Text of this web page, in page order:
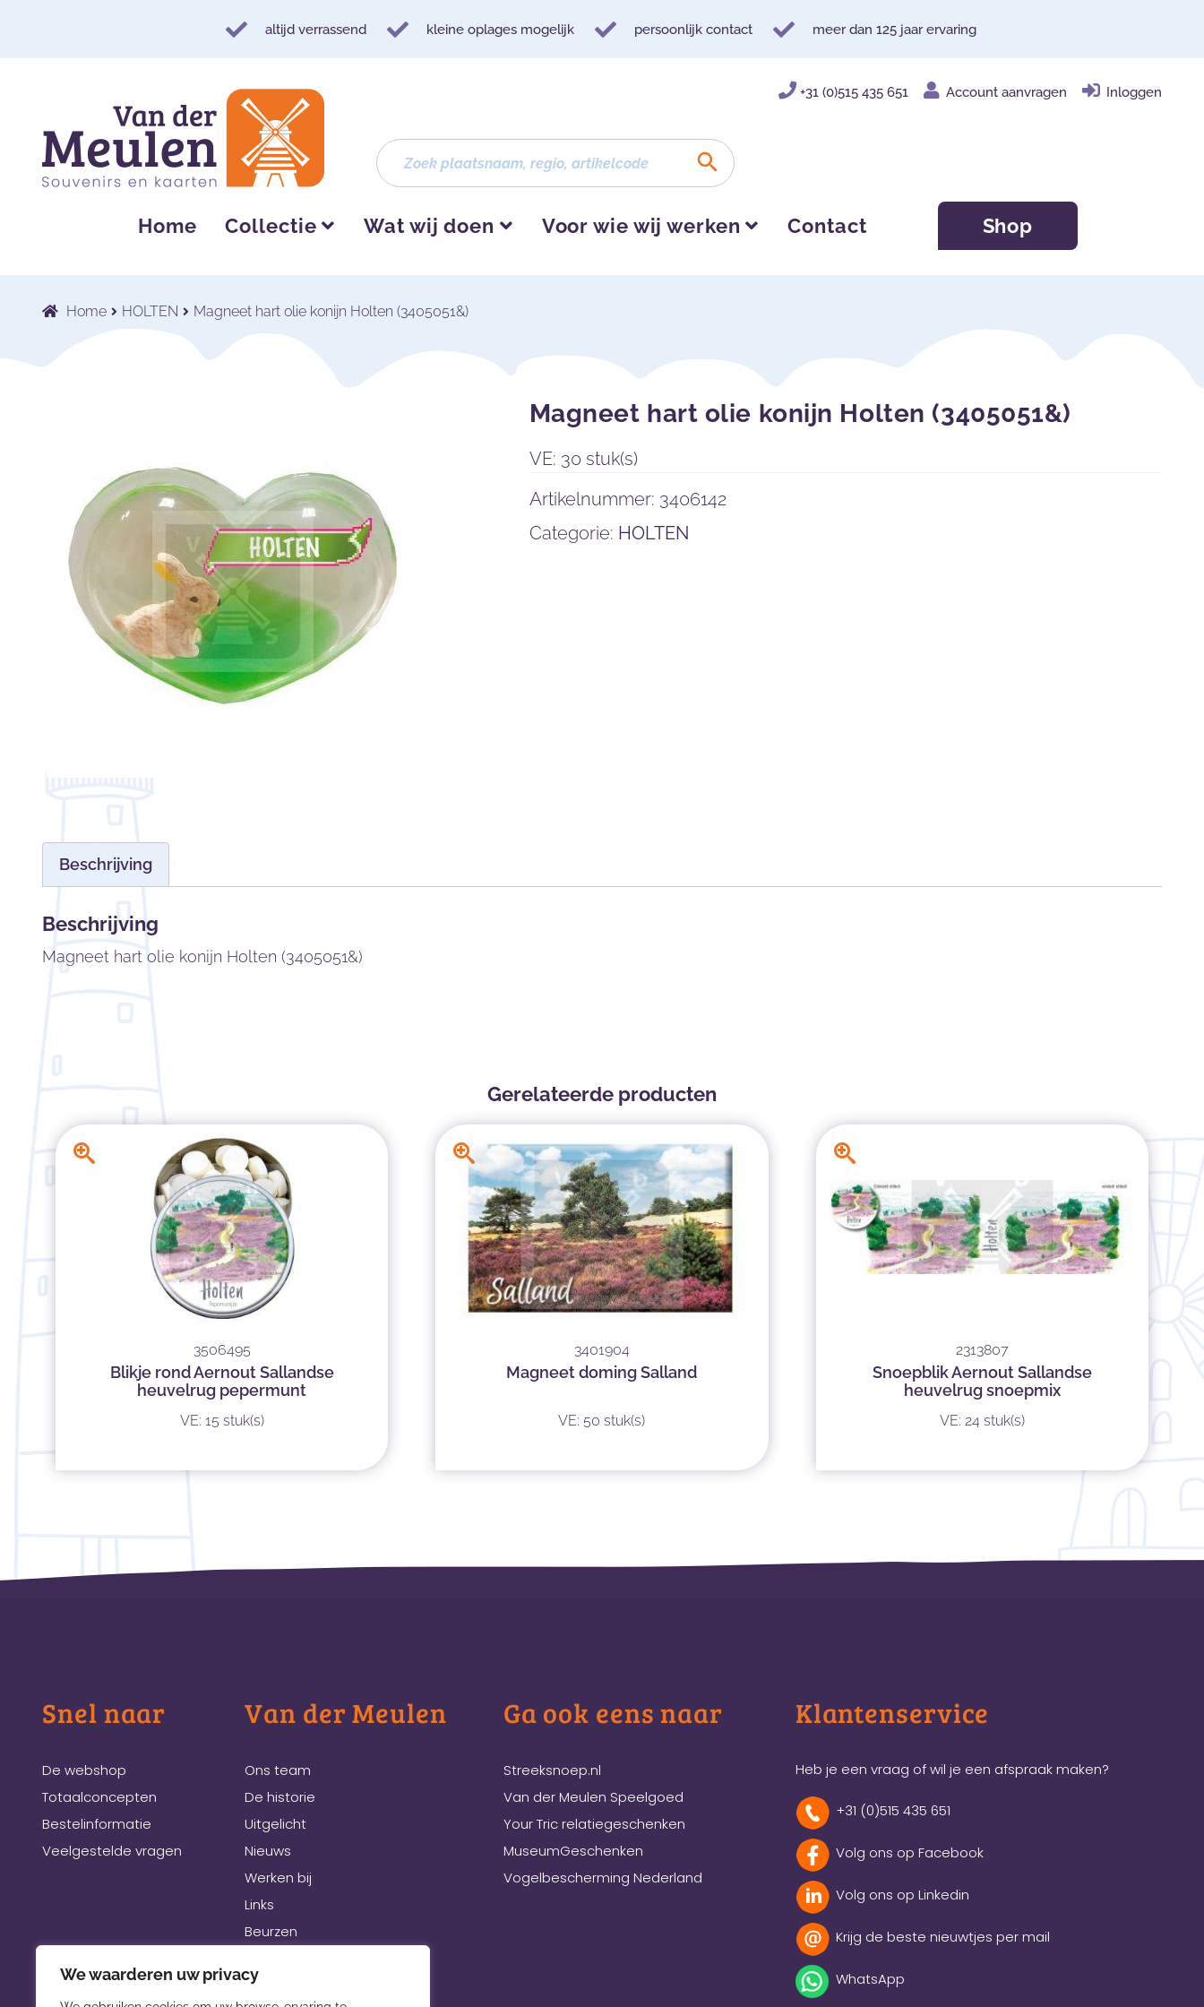
We waarderen uw privacy
altijd verrassend kleine oplages mogelijk persoonlijk contact meer dan 125 jaar ervaring
navigatie
inhoud
+31 (0)515 435 651 Account aanvragen Inloggen
Home Collectie Wat wij doen Voor wie wij werken Contact Shop
Home HOLTEN Magneet hart olie konijn Holten (3405051&)
Magneet hart olie konijn Holten (3405051&)
VE: 30 stuk(s)
Artikelnummer: 3406142
Categorie: HOLTEN
Beschrijving
Beschrijving
Magneet hart olie konijn Holten (3405051&)
Gerelateerde producten
3506495
Blikje rond Aernout Sallandse
heuvelrug pepermunt
VE: 15 stuk(s)
3401904
Magneet doming Salland
VE: 50 stuk(s)
2313807
Snoepblik Aernout Sallandse
heuvelrug snoepmix
VE: 24 stuk(s)
Snel naar
De webshop
Totaalconcepten
Bestelinformatie
Veelgestelde vragen
Van der Meulen
Ons team
De historie
Uitgelicht
Nieuws
Werken bij
Links
Beurzen
Ga ook eens naar
Streeksnoep.nl
Van der Meulen Speelgoed
Your Tric relatiegeschenken
MuseumGeschenken
Vogelbescherming Nederland
Klantenservice
Heb je een vraag of wil je een afspraak maken?
+31 (0)515 435 651
Volg ons op Facebook
Volg ons op Linkedin
Krijg de beste nieuwtjes per mail
WhatsApp